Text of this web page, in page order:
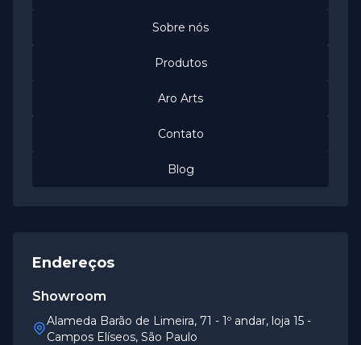
Sobre nós
Produtos
Aro Arts
Contato
Blog
Endereços
Showroom
Alameda Barão de Limeira, 71 - 1º andar, loja 15 -
Campos Elíseos, São Paulo